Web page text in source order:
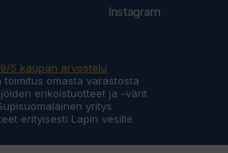
Instagram
5 kaupan arvostelu
toimitus omasta varastosta
erikoistuotteet ja -värit
yritys
erityisesti Lapin vesille